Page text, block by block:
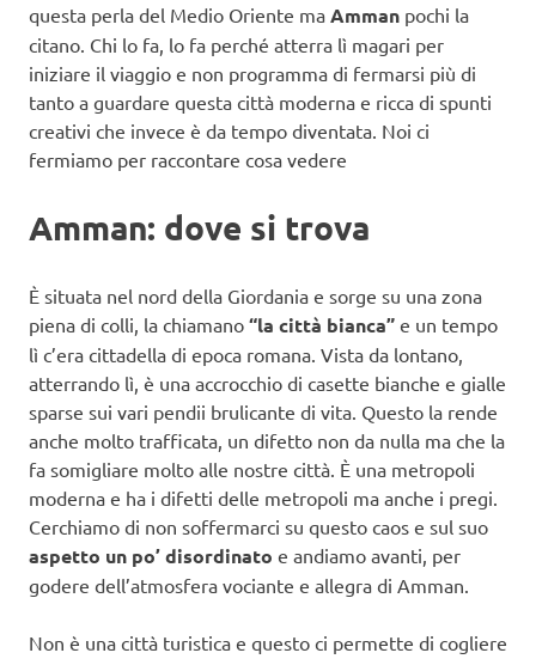
questa perla del Medio Oriente ma Amman pochi la
citano. Chi lo fa, lo fa perché atterra lì magari per
iniziare il viaggio e non programma di fermarsi più di
tanto a guardare questa città moderna e ricca di spunti
creativi che invece è da tempo diventata. Noi ci
fermiamo per raccontare cosa vedere
Amman: dove si trova
È situata nel nord della Giordania e sorge su una zona
piena di colli, la chiamano “la città bianca” e un tempo
lì c’era cittadella di epoca romana. Vista da lontano,
atterrando lì, è una accrocchio di casette bianche e gialle
sparse sui vari pendii brulicante di vita. Questo la rende
anche molto trafficata, un difetto non da nulla ma che la
fa somigliare molto alle nostre città. È una metropoli
moderna e ha i difetti delle metropoli ma anche i pregi.
Cerchiamo di non soffermarci su questo caos e sul suo
aspetto un po’ disordinato e andiamo avanti, per
godere dell’atmosfera vociante e allegra di Amman.
Non è una città turistica e questo ci permette di cogliere